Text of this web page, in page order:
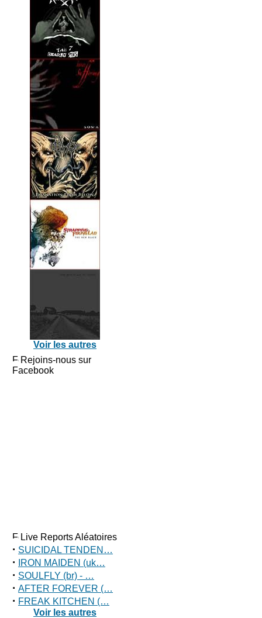
Voir les autres
Rejoins-nous sur
Facebook
Live Reports Aléatoires
· SUICIDAL TENDEN…
· IRON MAIDEN (uk…
· SOULFLY (br) - …
· AFTER FOREVER (…
· FREAK KITCHEN (…
Voir les autres